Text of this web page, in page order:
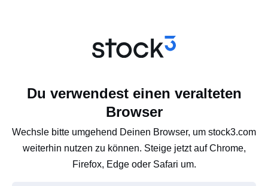
Du verwendest einen veralteten
Browser
Wechsle bitte umgehend Deinen Browser, um stock3.com
weiterhin nutzen zu können. Steige jetzt auf Chrome,
Firefox, Edge oder Safari um.